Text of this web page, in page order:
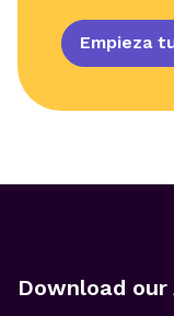
Empieza
Download our